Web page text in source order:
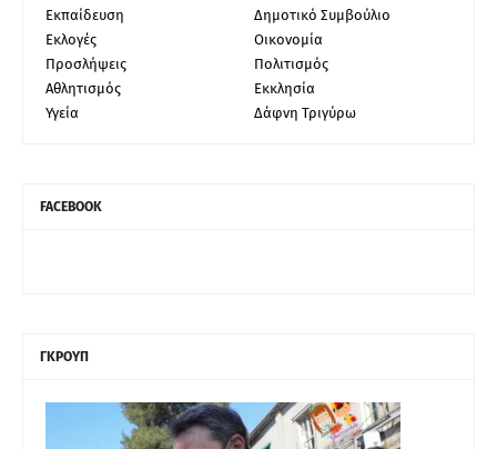
Εκπαίδευση
Δημοτικό Συμβούλιο
Εκλογές
Οικονομία
Προσλήψεις
Πολιτισμός
Αθλητισμός
Εκκλησία
Υγεία
Δάφνη Τριγύρω
FACEBOOK
ΓΚΡΟΥΠ